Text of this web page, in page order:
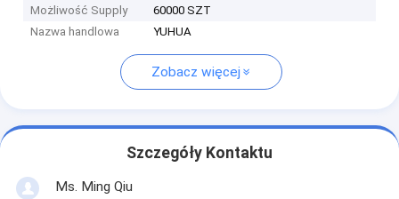
Możliwość Supply
60000 SZT
Nazwa handlowa
YUHUA
Zobacz więcej
Szczegóły Kontaktu
Ms. Ming Qiu